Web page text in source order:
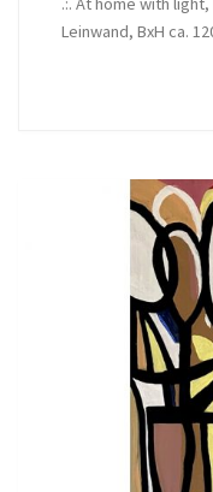
Leinwand, BxH ca.